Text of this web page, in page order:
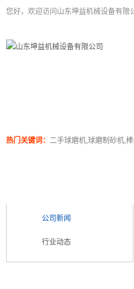
您好，欢迎访问山东坤益机械设备有限
热门关键词： 二手球磨机,球磨制砂机,
公司新闻
行业动态